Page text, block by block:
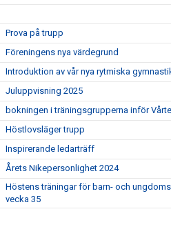
Prova på trupp
Föreningens nya värdegrund
Introduktion av vår nya rytmiska
Juluppvisning 2025
bokningen i träningsgrupperna inför
Höstlovsläger trupp
Inspirerande ledarträff
Årets Nikepersonlighet 2024
Höstens träningar för barn- och
vecka 35